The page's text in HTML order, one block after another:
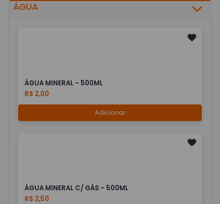
ÁGUA
ÁGUA MINERAL - 500ML
R$ 2,00
Adicionar
ÁGUA MINERAL C/ GÁS - 500ML
R$ 2,50